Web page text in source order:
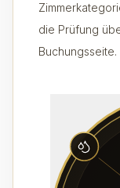
die Prüfung
Buchungsseite.